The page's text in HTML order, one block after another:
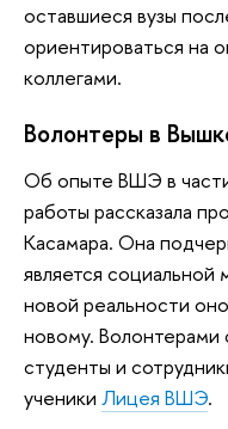
оставшиеся вузы
ориентироваться на
коллегами.
Волонтеры в
Об опыте ВШЭ в
работы рассказала
Касамара. Она
является социальной
новой реальности
новому. Волонтерами
студенты и
ученики Лицея ВШЭ.